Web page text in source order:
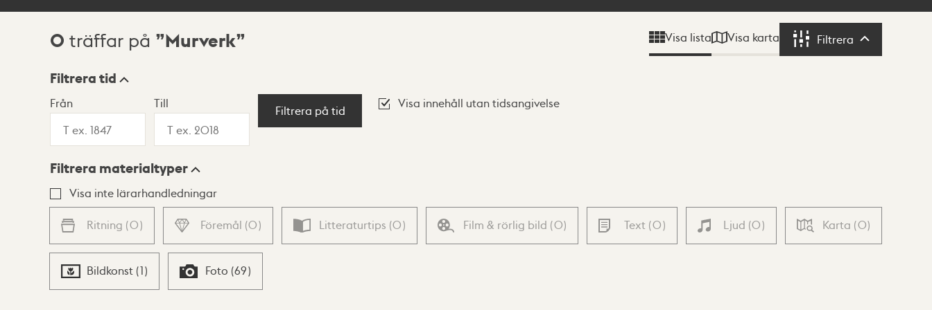
Sökresultat
0 träffar på Murverk Visa lista Visa karta Filtrera Filtrera
Visningsläge
Lista Karta
Filtrera tid
Från Till
Filtrera på tid
Visa innehåll utan tidsangivelse
Filtrera materialtyper
Visa inte lärarhandledningar
Ritning (0) Föremål (0) Litteraturtips (0) Film & rörlig bild (0) Text (0) Ljud (0) Karta (0)
Bildkonst (1) Foto (69)